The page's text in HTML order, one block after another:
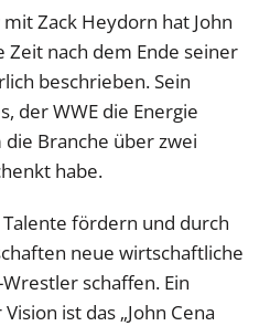
Zack Heydorn hat John
Zeit nach dem Ende seiner
beschrieben. Sein
der WWE die Energie
Branche über zwei
habe.
fördern und durch
neue wirtschaftliche
schaffen. Ein
ist das „John Cena